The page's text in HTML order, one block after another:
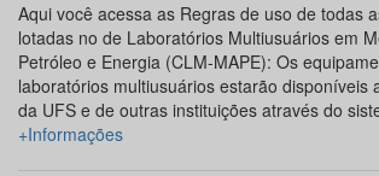
Aqui você acessa as Regras de uso de todas
lotadas no de Laboratórios Multiusuários em
Petróleo e Energia (CLM-MAPE): Os
laboratórios multiusuários estarão disponíveis
da UFS e de outras instituições através do
+Informações